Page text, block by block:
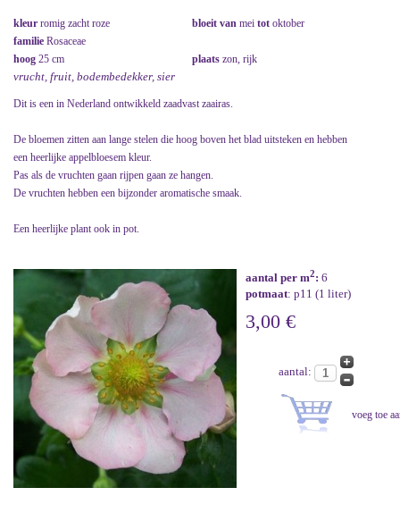
kleur romig zacht roze bloeit van mei tot oktober
familie Rosaceae
hoog 25 cm plaats zon, rijk
vrucht, fruit, bodembedekker, sier
Dit is een in Nederland ontwikkeld zaadvast zaairas.
De bloemen zitten aan lange stelen die hoog boven het blad uitsteken en hebben
een heerlijke appelbloesem kleur.
Pas als de vruchten gaan rijpen gaan ze hangen.
De vruchten hebben een bijzonder aromatische smaak.
Een heerlijke plant ook in pot.
aantal per m2: 6
potmaat: p11 (1 liter)
3,00 €
aantal: